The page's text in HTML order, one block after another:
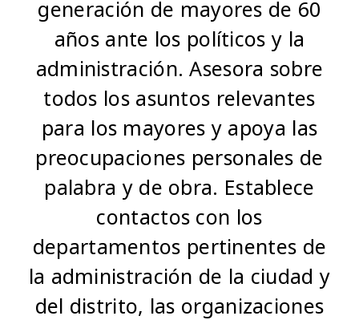
generación de mayores de 60
años ante los políticos y la
administración. Asesora sobre
todos los asuntos relevantes
para los mayores y apoya las
preocupaciones personales de
palabra y de obra. Establece
contactos con los
departamentos pertinentes de
la administración de la ciudad y
del distrito, las organizaciones